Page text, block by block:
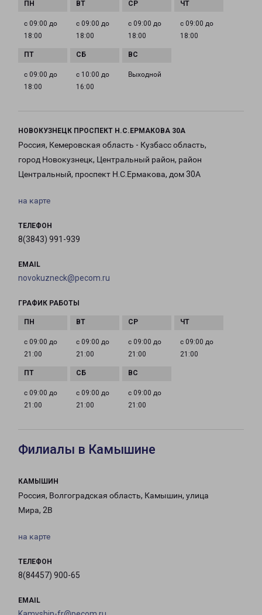
с 09:00 до
18:00
с 09:00 до
18:00
с 09:00 до
18:00
с 09:00 до
18:00
с 09:00 до
18:00
с 10:00 до
16:00
Выходной
НОВОКУЗНЕЦК ПРОСПЕКТ Н.С.ЕРМАКОВА 30А
Россия, Кемеровская область - Кузбасс область,
город Новокузнецк, Центральный район, район
Центральный, проспект Н.С.Ермакова, дом 30А
на карте
ТЕЛЕФОН
8(3843) 991-939
EMAIL
novokuzneck@pecom.ru
ГРАФИК РАБОТЫ
с 09:00 до
21:00
с 09:00 до
21:00
с 09:00 до
21:00
с 09:00 до
21:00
с 09:00 до
21:00
с 09:00 до
21:00
с 09:00 до
21:00
Филиалы в Камышине
КАМЫШИН
Россия, Волгоградская область, Камышин, улица
Мира, 2В
на карте
ТЕЛЕФОН
8(84457) 900-65
EMAIL